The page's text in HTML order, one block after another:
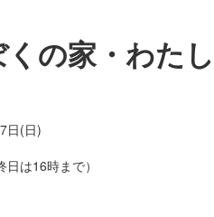
の家・わた
日(日)
16時まで）